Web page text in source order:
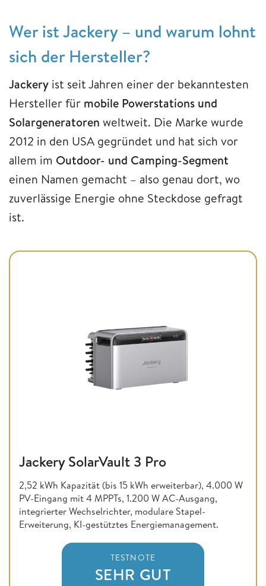
Wer ist Jackery – und warum lohnt
sich der Hersteller?
Jackery ist seit Jahren einer der bekanntesten
Hersteller für mobile Powerstations und
Solargeneratoren weltweit. Die Marke wurde
2012 in den USA gegründet und hat sich vor
allem im Outdoor- und Camping-Segment
einen Namen gemacht – also genau dort, wo
zuverlässige Energie ohne Steckdose gefragt
ist.
Jackery SolarVault 3 Pro
2,52 kWh Kapazität (bis 15 kWh erweiterbar), 4.000 W
PV-Eingang mit 4 MPPTs, 1.200 W AC-Ausgang,
integrierter Wechselrichter, modulare Stapel-
Erweiterung, KI-gestütztes Energiemanagement.
TESTNOTE
SEHR GUT